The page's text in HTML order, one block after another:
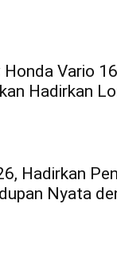
Honda Vario
Hadirkan
Hadirkan
Nyata